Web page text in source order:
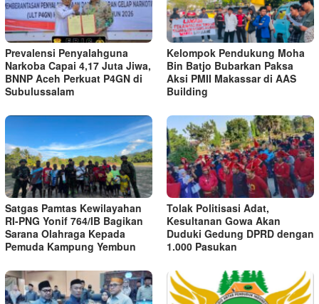
Prevalensi Penyalahguna
Narkoba Capai 4,17 Juta Jiwa,
BNNP Aceh Perkuat P4GN di
Subulussalam
Kelompok Pendukung Moha
Bin Batjo Bubarkan Paksa
Aksi PMII Makassar di AAS
Building
Satgas Pamtas Kewilayahan
RI-PNG Yonif 764/IB Bagikan
Sarana Olahraga Kepada
Pemuda Kampung Yembun
Tolak Politisasi Adat,
Kesultanan Gowa Akan
Duduki Gedung DPRD dengan
1.000 Pasukan